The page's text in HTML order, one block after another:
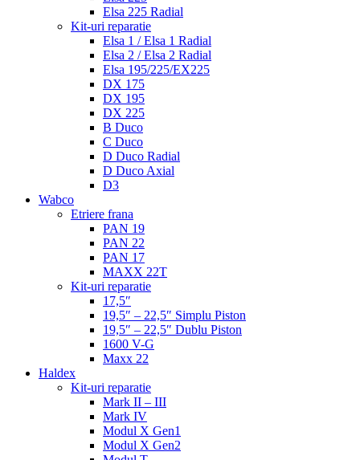
Elsa 225 Radial
Kit-uri reparatie
Elsa 1 / Elsa 1 Radial
Elsa 2 / Elsa 2 Radial
Elsa 195/225/EX225
DX 175
DX 195
DX 225
B Duco
C Duco
D Duco Radial
D Duco Axial
D3
Wabco
Etriere frana
PAN 19
PAN 22
PAN 17
MAXX 22T
Kit-uri reparatie
17,5″
19,5″ – 22,5″ Simplu Piston
19,5″ – 22,5″ Dublu Piston
1600 V-G
Maxx 22
Haldex
Kit-uri reparatie
Mark II – III
Mark IV
Modul X Gen1
Modul X Gen2